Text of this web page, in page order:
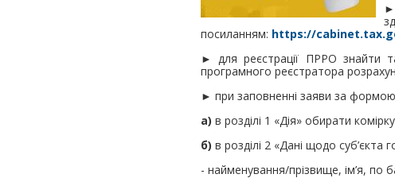
►
посиланням: https://
► для реєстрації ПРРО знайти
програмного реєстратора
► при заповненні заяви за
а) в розділі 1 «Дія» обирати
б) в розділі 2 «Дані щодо суб’єкта
- найменування/прізвище, ім’я, по